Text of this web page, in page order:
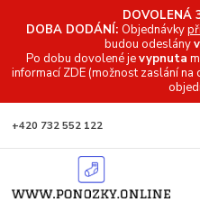
DOVOLENÁ
DOBA DODÁNÍ: Objednávky
budou odeslány
Po dobu dovolené jevypnuta
informacíZDE (možnost zaslání
+420 732 552 122